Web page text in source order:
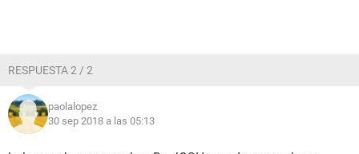
RESPUESTA 2 / 2
paolalopez
30 sep 2018 a las 05:13